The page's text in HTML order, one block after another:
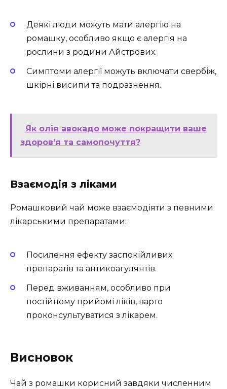
Деякі люди можуть мати алергію на
ромашку, особливо якщо є алергія на
рослини з родини Айстрових.
Симптоми алергії можуть включати свербіж,
шкірні висипи та подразнення.
Як олія авокадо може покращити ваше
здоров'я та самопочуття?
Взаємодія з ліками
Ромашковий чай може взаємодіяти з певними
лікарськими препаратами:
Посилення ефекту заспокійливих
препаратів та антикоагулянтів.
Перед вживанням, особливо при
постійному прийомі ліків, варто
проконсультуватися з лікарем.
Висновок
Чай з ромашки корисний завдяки численним